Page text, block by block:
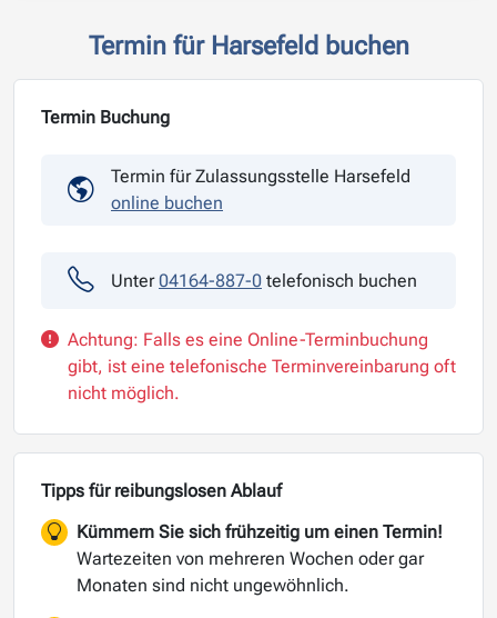
Termin für Harsefeld buchen
Termin Buchung
Termin für Zulassungsstelle Harsefeld
online buchen
Unter04164-887-0 telefonisch buchen
Achtung: Falls es eine Online-Terminbuchung
gibt, ist eine telefonische Terminvereinbarung oft
nicht möglich.
Tipps für reibungslosen Ablauf
Kümmern Sie sich frühzeitig um einen Termin!
Wartezeiten von mehreren Wochen oder gar
Monaten sind nicht ungewöhnlich.